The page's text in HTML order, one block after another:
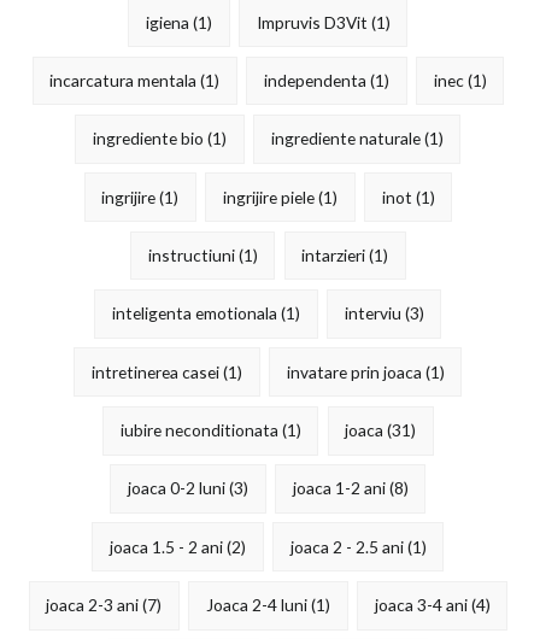
igiena (1) Impruvis D3Vit (1)
incarcatura mentala (1) independenta (1) inec(1)
ingrediente bio (1) ingrediente naturale(1)
ingrijire(1) ingrijire piele(1) inot (1)
instructiuni(1) intarzieri(1)
inteligenta emotionala (1) interviu (3)
intretinerea casei(1) invatare prin joaca (1)
iubire neconditionata (1) joaca (31)
joaca 0-2 luni(3) joaca 1-2 ani(8)
joaca 1.5 - 2 ani(2) joaca 2 - 2.5 ani(1)
joaca 2-3 ani(7) Joaca 2-4 luni(1) joaca 3-4 ani(4)